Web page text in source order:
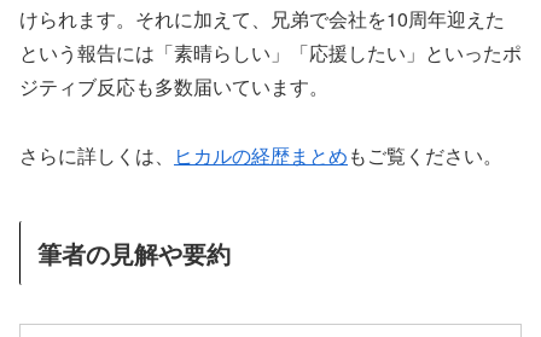
けられます。それに加えて、兄弟で会社を10周年迎えた
という報告には「素晴らしい」「応援したい」といったポ
ジティブ反応も多数届いています。
さらに詳しくは、 ヒカルの経歴まとめもご覧ください。
筆者の見解や要約